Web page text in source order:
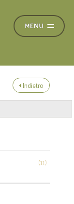
Indietro
(11)